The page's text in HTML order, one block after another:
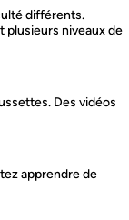
différents.
plusieurs niveaux de
Des vidéos
apprendre de